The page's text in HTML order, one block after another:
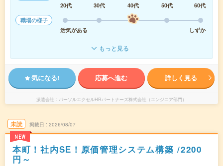
20代
30代 40代 50代
60代
職場の様子
活気がある
しずか
もっと見る
気になる! 応募へ進む 詳しく見る
派遣会社 パーソルエクセルHRパートナーズ株式会社（エンジニア部門）
未読
NEW
掲載日 2026/08/07
本町！社内SE！原価管理システム構築 /2200
円～